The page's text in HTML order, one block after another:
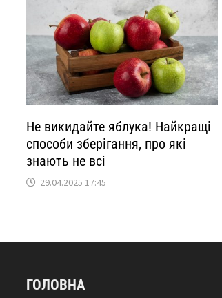
Не викидайте яблука! Найкращі
способи зберігання, про які
знають не всі
29.04.2025 17:45
ГОЛОВНА